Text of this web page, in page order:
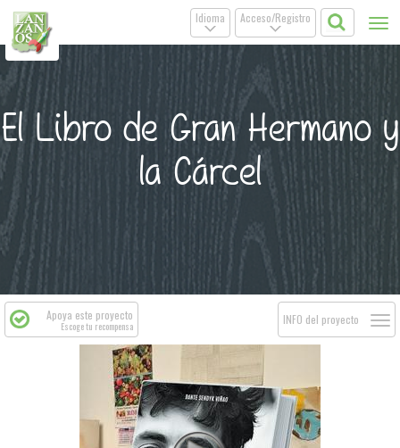
Acceso/Registro
.
Idioma
.
El Libro de Gran Hermano y
la Cárcel
Apoya este proyecto
Escoge tu recompensa INFO del proyecto